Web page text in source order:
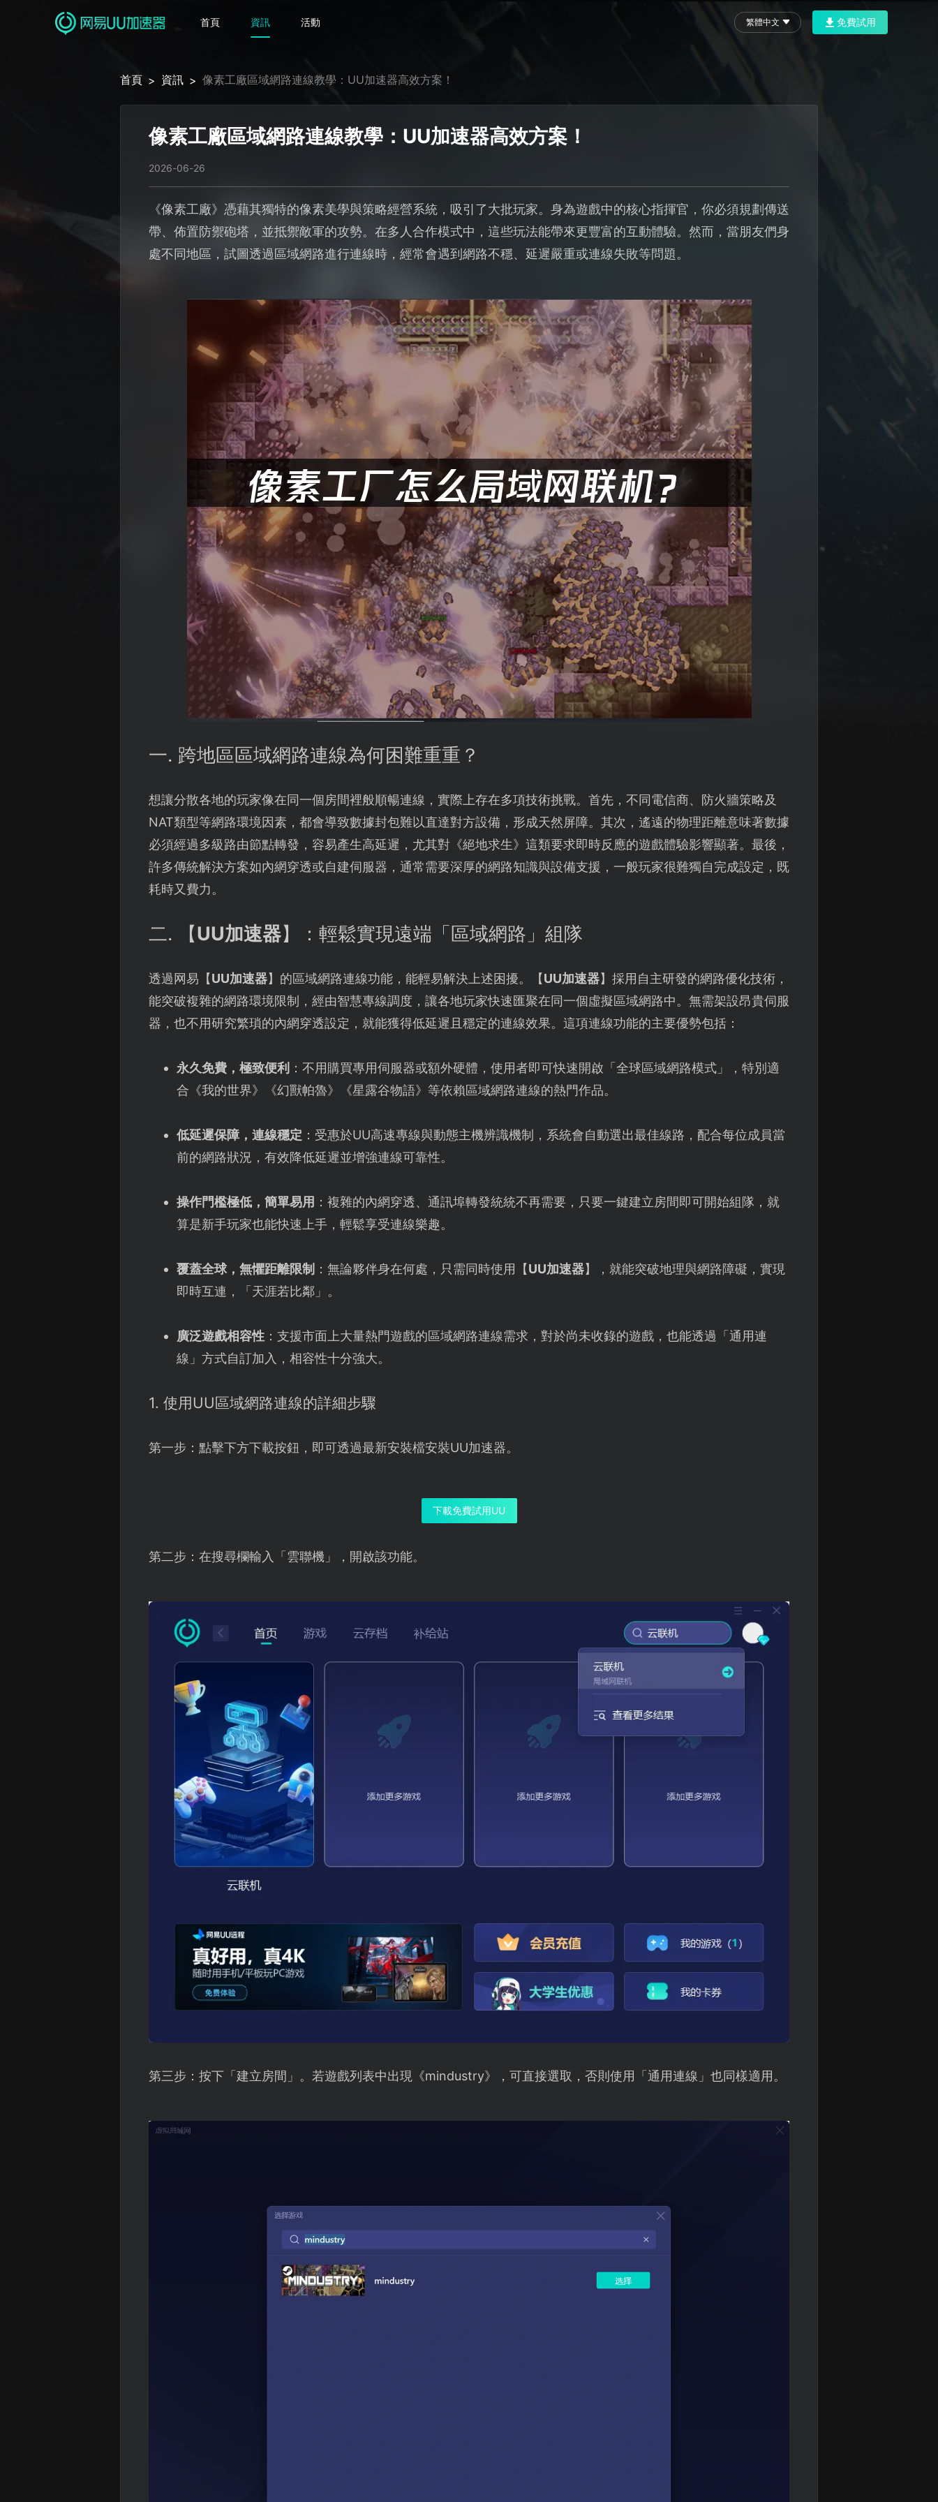
首頁 資訊 活動 繁體中文 免費試用
首頁 > 資訊 > 像素工廠區域網路連線教學：UU加速器高效方案！
像素工廠區域網路連線教學：UU加速器高效方案！
2026-06-26
《像素工廠》憑藉其獨特的像素美學與策略經營系統，吸引了大批玩家。身為遊戲中的核心指揮官，你必須規劃傳送
帶、佈置防禦砲塔，並抵禦敵軍的攻勢。在多人合作模式中，這些玩法能帶來更豐富的互動體驗。然而，當朋友們身
處不同地區，試圖透過區域網路進行連線時，經常會遇到網路不穩、延遲嚴重或連線失敗等問題。
一. 跨地區區域網路連線為何困難重重？
想讓分散各地的玩家像在同一個房間裡般順暢連線，實際上存在多項技術挑戰。首先，不同電信商、防火牆策略及
NAT類型等網路環境因素，都會導致數據封包難以直達對方設備，形成天然屏障。其次，遙遠的物理距離意味著數據
必須經過多級路由節點轉發，容易產生高延遲，尤其對《絕地求生》這類要求即時反應的遊戲體驗影響顯著。最後，
許多傳統解決方案如內網穿透或自建伺服器，通常需要深厚的網路知識與設備支援，一般玩家很難獨自完成設定，既
耗時又費力。
二. 【UU加速器】：輕鬆實現遠端「區域網路」組隊
透過网易【UU加速器】的區域網路連線功能，能輕易解決上述困擾。【UU加速器】採用自主研發的網路優化技術，
能突破複雜的網路環境限制，經由智慧專線調度，讓各地玩家快速匯聚在同一個虛擬區域網路中。無需架設昂貴伺服
器，也不用研究繁瑣的內網穿透設定，就能獲得低延遲且穩定的連線效果。這項連線功能的主要優勢包括：
永久免費，極致便利 ：不用購買專用伺服器或額外硬體，使用者即可快速開啟「全球區域網路模式」，特別適
合《我的世界》《幻獸帕魯》《星露谷物語》等依賴區域網路連線的熱門作品。
低延遲保障，連線穩定 ：受惠於UU高速專線與動態主機辨識機制，系統會自動選出最佳線路，配合每位成員當
前的網路狀況，有效降低延遲並增強連線可靠性。
操作門檻極低，簡單易用 ：複雜的內網穿透、通訊埠轉發統統不再需要，只要一鍵建立房間即可開始組隊，就
算是新手玩家也能快速上手，輕鬆享受連線樂趣。
覆蓋全球，無懼距離限制 ：無論夥伴身在何處，只需同時使用【UU加速器】，就能突破地理與網路障礙，實現
即時互連，「天涯若比鄰」。
廣泛遊戲相容性：支援市面上大量熱門遊戲的區域網路連線需求，對於尚未收錄的遊戲，也能透過「通用連
線」方式自訂加入，相容性十分強大。
1. 使用UU區域網路連線的詳細步驟
第一步：點擊下方下載按鈕，即可透過最新安裝檔安裝UU加速器。
下載免費試用UU
第二步：在搜尋欄輸入「雲聯機」，開啟該功能。
第三步：按下「建立房間」。若遊戲列表中出現《mindustry》，可直接選取，否則使用「通用連線」也同樣適用。